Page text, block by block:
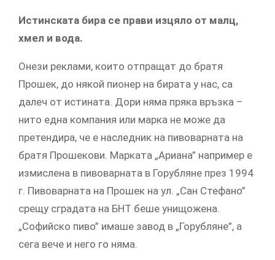
Истинската бира се прави изцяло от малц,
хмел и вода.
Онези реклами, които отпращат до братя
Прошек, до някой пионер на бирата у нас, са
далеч от истината. Дори няма пряка връзка –
нито една компания или марка не може да
претендира, че е наследник на пивоварната на
братя Прошекови. Марката „Ариана” например е
измислена в пивоварната в Горубляне през 1994
г. Пивоварната на Прошек на ул. „Сан Стефано”
срещу сградата на БНТ беше унищожена.
„Софийско пиво” имаше завод в „Горубляне”, а
сега вече и него го няма.